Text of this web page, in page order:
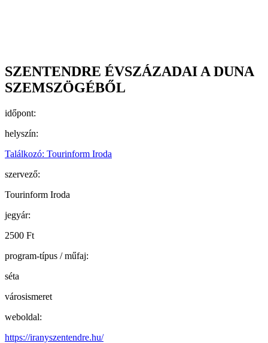
SZENTENDRE ÉVSZÁZADAI A DUNA
SZEMSZÖGÉBŐL
időpont:
helyszín:
Találkozó: Tourinform Iroda
szervező:
Tourinform Iroda
jegyár:
2500 Ft
program-típus / műfaj:
séta
városismeret
weboldal:
https://iranyszentendre.hu/